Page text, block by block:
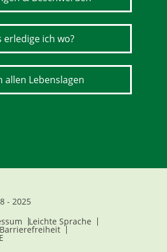
erledige ich wo?
allen Lebenslagen
- 2025
Leichte Sprache
Barrierefreiheit